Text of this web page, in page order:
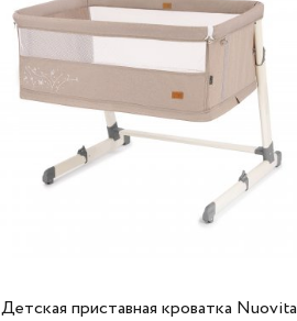
Детская приставная кроватка Nuovita